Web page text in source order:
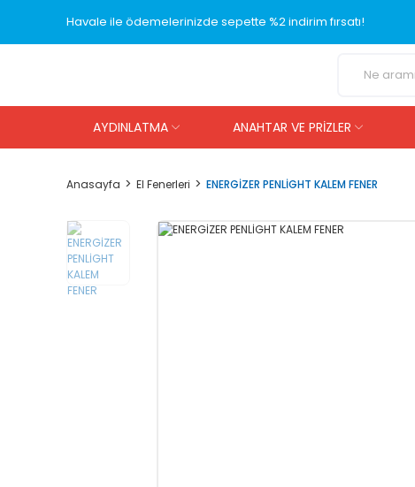
Havale ile ödemelerinizde sepette %2 indirim fırsatı!
AYDINLATMA ANAHTAR VE PRİZLER
Anasayfa El Fenerleri ENERGİZER PENLİGHT KALEM FENER